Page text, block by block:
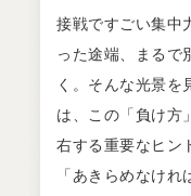
接戦ですごい集中
った途端、まるで
く。そんな光景を
は、この「負け方
右する重要なヒン
「あきらめなけ